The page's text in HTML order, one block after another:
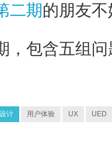
二期的朋友
，包含五组
设计 用户体验 UX UED